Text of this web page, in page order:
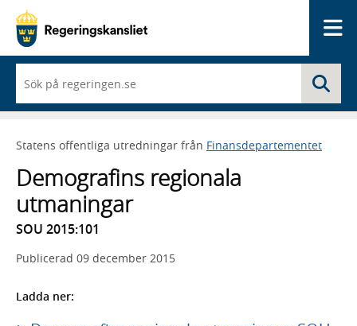
du
börjar
skriva
framträder
lista
med
sökförslag
Statens offentliga utredningar från Finansdepartementet
Demografins regionala
utmaningar
SOU 2015:101
Publicerad 09 december 2015
Ladda ner: